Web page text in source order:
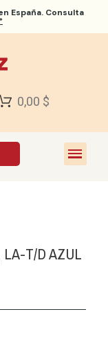
España. Consulta
0,00 $
LA-T/D AZUL